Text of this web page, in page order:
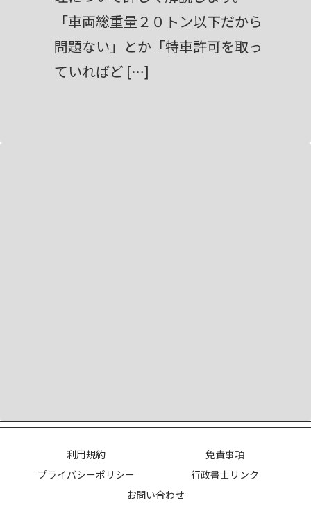
「車両総重量２０トン以下だから
問題ない」とか「特車許可を取っ
ていればど […]
利用規約
免責事項
プライバシーポリシー
行政書士リンク
お問い合わせ